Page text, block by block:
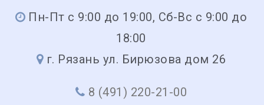
Пн-Пт с 9:00 до 19:00, Сб-Вс с 9:00 до
18:00
г. Рязань ул. Бирюзова дом 26
8 (491) 220-21-00